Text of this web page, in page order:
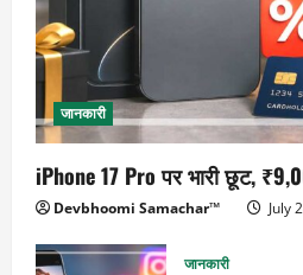
जानकारी
iPhone 17 Pro पर भारी छूट,
Devbhoomi Samachar™ July
जानकारी